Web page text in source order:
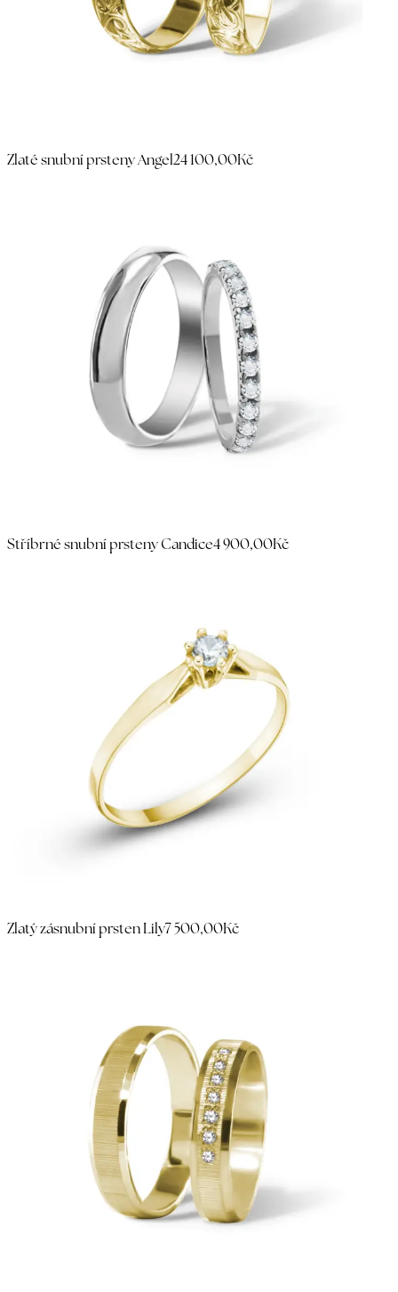
Zlaté snubní prsteny Angel24 100,00Kč
Stříbrné snubní prsteny Candice4 900,00Kč
Zlatý zásnubní prsten Lily7 500,00Kč